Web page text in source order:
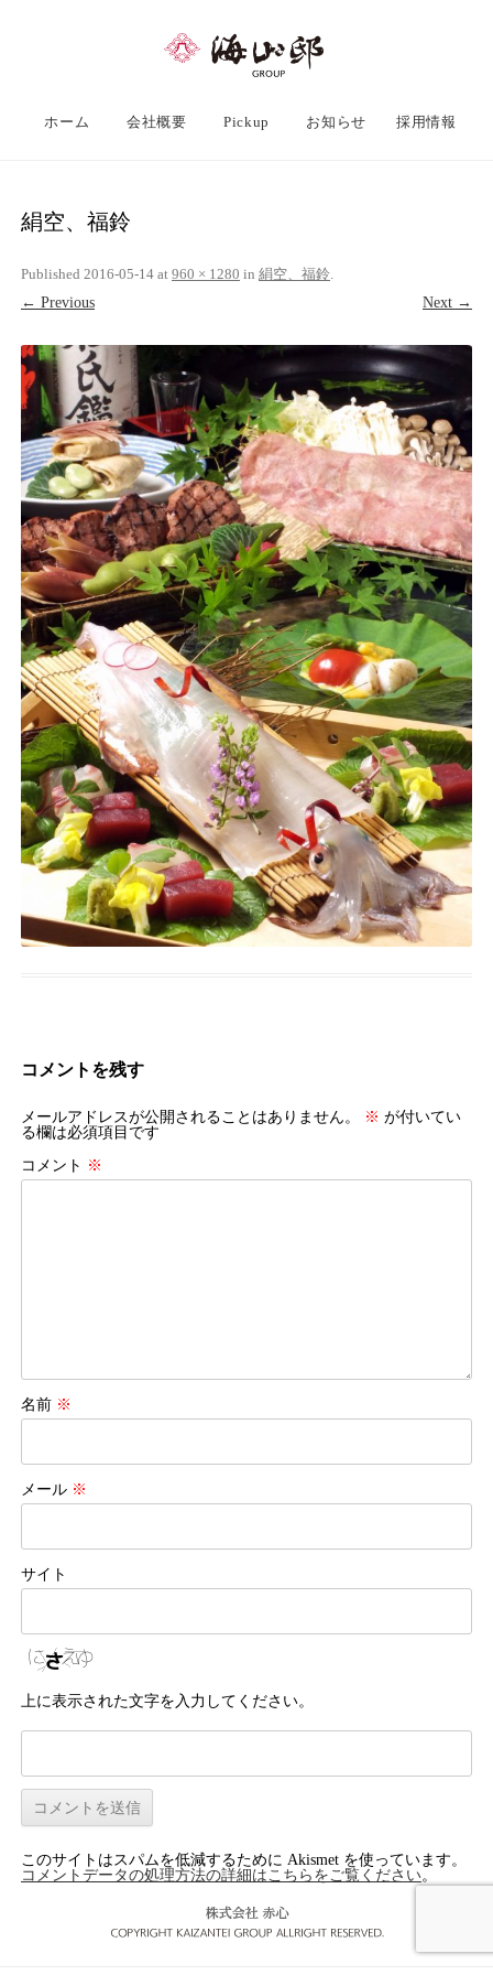
ホーム 会社概要 Pickup お知らせ 採用情報
絹空、福鈴
Published 2016-05-14 at 960 × 1280 in 絹空、福鈴
← Previous
Next →
コメントを残す
メールアドレスが公開されることはありません。 ※ が付いてい
る欄は必須項目です
コメント ※
名前 ※
メール ※
サイト
上に表示された文字を入力してください。
このサイトはスパムを低減するために Akismet を使っています。
コメントデータの処理方法の詳細はこちらをご覧ください。